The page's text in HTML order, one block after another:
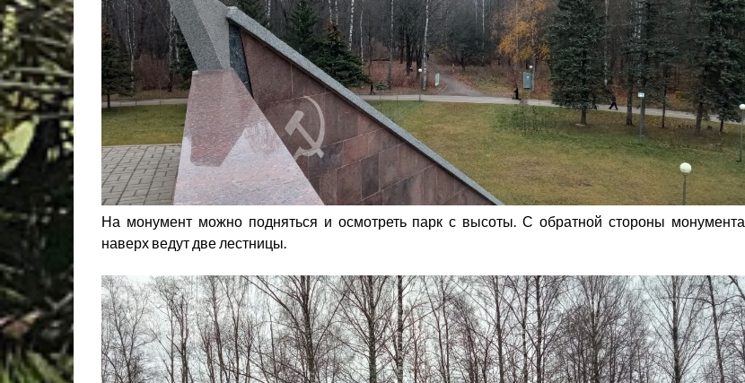
На монумент можно подняться и осмотреть парк с высоты. С обратной стороны монумента
наверх ведут две лестницы.